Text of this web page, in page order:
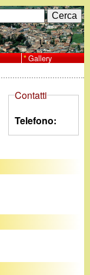
Gallery
Contatti
Telefono: